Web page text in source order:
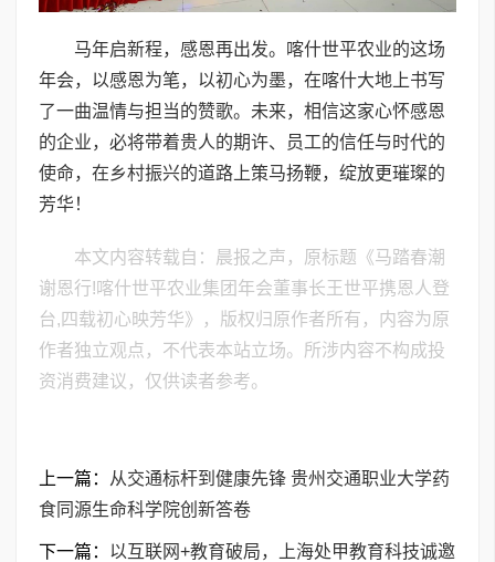
马年启新程，感恩再出发。喀什世平农业的这场
年会，以感恩为笔，以初心为墨，在喀什大地上书写
了一曲温情与担当的赞歌。未来，相信这家心怀感恩
的企业，必将带着贵人的期许、员工的信任与时代的
使命，在乡村振兴的道路上策马扬鞭，绽放更璀璨的
芳华！
本文内容转载自：晨报之声，原标题《马踏春潮
谢恩行!喀什世平农业集团年会董事长王世平携恩人登
台,四载初心映芳华》，版权归原作者所有，内容为原
作者独立观点，不代表本站立场。所涉内容不构成投
资消费建议，仅供读者参考。
上一篇：
从交通标杆到健康先锋 贵州交通职业大学药
食同源生命科学院创新答卷
下一篇： 以互联网+教育破局，上海处甲教育科技诚邀